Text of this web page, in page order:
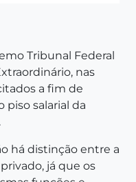
Tribunal Federal
nas
a fim de
salarial da
há distinção entre a
já que os